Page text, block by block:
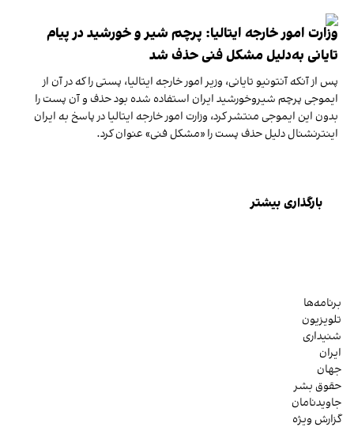
وزارت امور خارجه ایتالیا: پرچم شیر و خورشید در پیام
تایانی به‌دلیل مشکل فنی حذف شد
پس از آنکه آنتونیو تایانی، وزیر امور خارجه ایتالیا، پستی را که در آن از
ایموجی پرچم شیروخورشید ایران استفاده شده بود حذف و آن پست را
بدون این ایموجی منتشر کرد، وزارت امور خارجه ایتالیا در پاسخ به ایران
اینترنشنال دلیل حذف پست را «مشکل فنی» عنوان کرد.
بارگذاری بیشتر
برنامه‌ها
تلویزیون
شنیداری
ایران
جهان
حقوق بشر
جاویدنامان
گزارش ویژه